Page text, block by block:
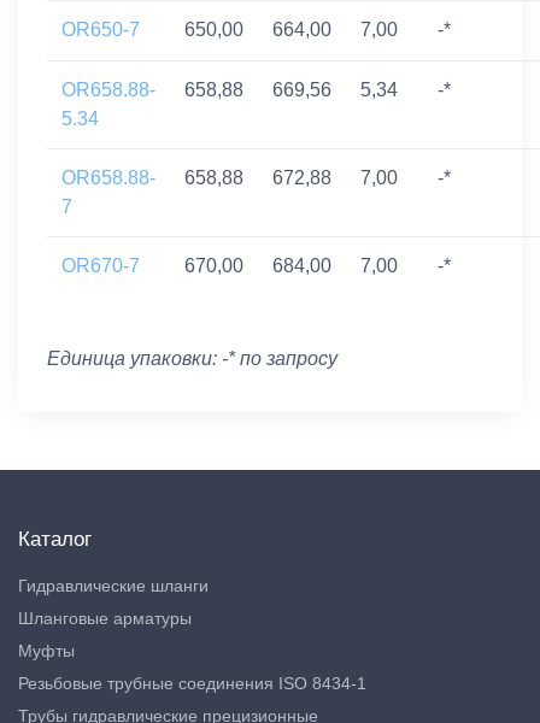
OR650-7 650,00 664,00 7,00 -*
OR658.88-
5.34
658,88 669,56 5,34 -*
OR658.88-
7
658,88 672,88 7,00 -*
OR670-7 670,00 684,00 7,00 -*
Единица упаковки: -* по запросу
Каталог
Гидравлические шланги
Шланговые арматуры
Муфты
Резьбовые трубные соединения ISO 8434-1
Трубы гидравлические прецизионные